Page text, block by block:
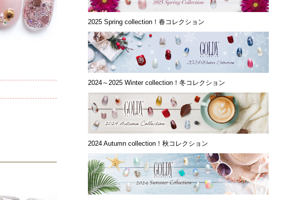
2025 Spring collection！春コレクション
2024～2025 Winter collection！冬コレクション
2024 Autumn collection！秋コレクション